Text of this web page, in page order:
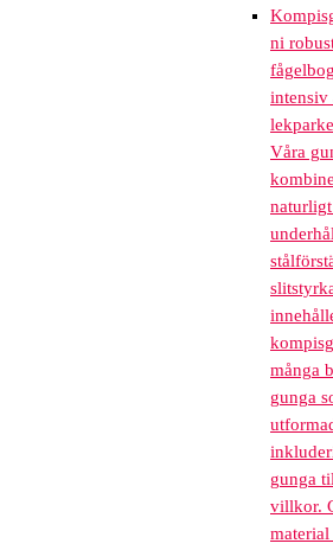
ni
intensiv
Våra
många
gunga
gunga
villkor.